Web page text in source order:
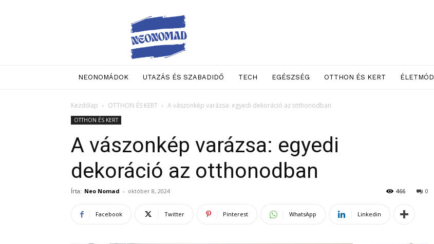
Neo
Nomad
NEONOMÁDOK UTAZÁS ÉS SZABADIDŐ TECH EGÉSZSÉG OTTHON ÉS KERT ÉLETMÓD
Kezdőlap OTTHON ÉS KERT A vászonkép varázsa: egyedi dekoráció az otthonodban
OTTHON ÉS KERT
A vászonkép varázsa: egyedi
dekoráció az otthonodban
Írta: Neo Nomad - október 8, 2024 0
466
Facebook Twitter Pinterest WhatsApp Linkedin